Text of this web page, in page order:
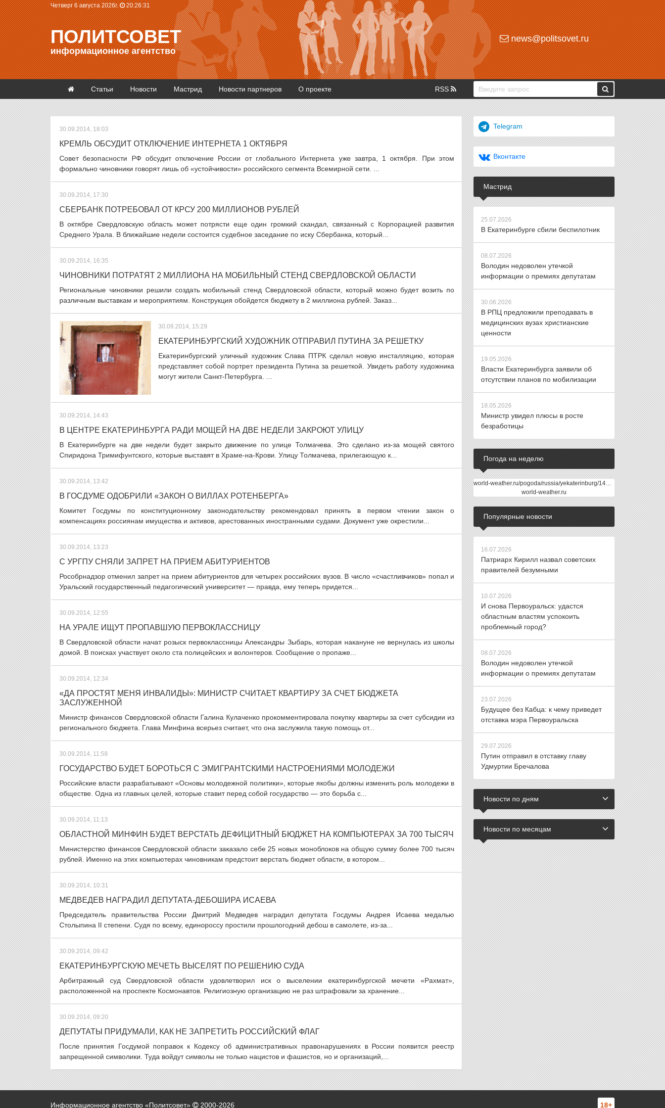
Четверг 6 августа 2026г. 20:26:31
ПОЛИТСОВЕТ
информационное агентство
news@politsovet.ru
Статьи Новости Мастрид Новости партнеров О проекте RSS
30.09.2014, 18:03
КРЕМЛЬ ОБСУДИТ ОТКЛЮЧЕНИЕ ИНТЕРНЕТА 1 ОКТЯБРЯ
Совет безопасности РФ обсудит отключение России от глобального Интернета уже завтра, 1 октября. При этом
формально чиновники говорят лишь об «устойчивости» российского сегмента Всемирной сети. ...
30.09.2014, 17:30
СБЕРБАНК ПОТРЕБОВАЛ ОТ КРСУ 200 МИЛЛИОНОВ РУБЛЕЙ
В октябре Свердловскую область может потрясти еще один громкий скандал, связанный с Корпорацией развития
Среднего Урала. В ближайшие недели состоится судебное заседание по иску Сбербанка, который...
30.09.2014, 16:35
ЧИНОВНИКИ ПОТРАТЯТ 2 МИЛЛИОНА НА МОБИЛЬНЫЙ СТЕНД СВЕРДЛОВСКОЙ ОБЛАСТИ
Региональные чиновники решили создать мобильный стенд Свердловской области, который можно будет возить по
различным выставкам и мероприятиям. Конструкция обойдется бюджету в 2 миллиона рублей. Заказ...
30.09.2014, 15:29
ЕКАТЕРИНБУРГСКИЙ ХУДОЖНИК ОТПРАВИЛ ПУТИНА ЗА РЕШЕТКУ
Екатеринбургский уличный художник Слава ПТРК сделал новую инсталляцию, которая
представляет собой портрет президента Путина за решеткой. Увидеть работу художника
могут жители Санкт-Петербурга. ...
30.09.2014, 14:43
В ЦЕНТРЕ ЕКАТЕРИНБУРГА РАДИ МОЩЕЙ НА ДВЕ НЕДЕЛИ ЗАКРОЮТ УЛИЦУ
В Екатеринбурге на две недели будет закрыто движение по улице Толмачева. Это сделано из-за мощей святого
Спиридона Тримифунтского, которые выставят в Храме-на-Крови. Улицу Толмачева, прилегающую к...
30.09.2014, 13:42
В ГОСДУМЕ ОДОБРИЛИ «ЗАКОН О ВИЛЛАХ РОТЕНБЕРГА»
Комитет Госдумы по конституционному законодательству рекомендовал принять в первом чтении закон о
компенсациях россиянам имущества и активов, арестованных иностранными судами. Документ уже окрестили...
30.09.2014, 13:23
С УРГПУ СНЯЛИ ЗАПРЕТ НА ПРИЕМ АБИТУРИЕНТОВ
Рособрнадзор отменил запрет на прием абитуриентов для четырех российских вузов. В число «счастливчиков» попал и
Уральский государственный педагогический университет — правда, ему теперь придется...
30.09.2014, 12:55
НА УРАЛЕ ИЩУТ ПРОПАВШУЮ ПЕРВОКЛАССНИЦУ
В Свердловской области начат розыск первоклассницы Александры Зыбарь, которая накануне не вернулась из школы
домой. В поисках участвует около ста полицейских и волонтеров. Сообщение о пропаже...
30.09.2014, 12:34
«ДА ПРОСТЯТ МЕНЯ ИНВАЛИДЫ»: МИНИСТР СЧИТАЕТ КВАРТИРУ ЗА СЧЕТ БЮДЖЕТА
ЗАСЛУЖЕННОЙ
Министр финансов Свердловской области Галина Кулаченко прокомментировала покупку квартиры за счет субсидии из
регионального бюджета. Глава Минфина всерьез считает, что она заслужила такую помощь от...
30.09.2014, 11:58
ГОСУДАРСТВО БУДЕТ БОРОТЬСЯ С ЭМИГРАНТСКИМИ НАСТРОЕНИЯМИ МОЛОДЕЖИ
Российские власти разрабатывают «Основы молодежной политики», которые якобы должны изменить роль молодежи в
обществе. Одна из главных целей, которые ставит перед собой государство — это борьба с...
30.09.2014, 11:13
ОБЛАСТНОЙ МИНФИН БУДЕТ ВЕРСТАТЬ ДЕФИЦИТНЫЙ БЮДЖЕТ НА КОМПЬЮТЕРАХ ЗА 700 ТЫСЯЧ
Министерство финансов Свердловской области заказало себе 25 новых моноблоков на общую сумму более 700 тысяч
рублей. Именно на этих компьютерах чиновникам предстоит верстать бюджет области, в котором...
30.09.2014, 10:31
МЕДВЕДЕВ НАГРАДИЛ ДЕПУТАТА-ДЕБОШИРА ИСАЕВА
Председатель правительства России Дмитрий Медведев наградил депутата Госдумы Андрея Исаева медалью
Столыпина II степени. Судя по всему, единороссу простили прошлогодний дебош в самолете, из-за...
30.09.2014, 09:42
ЕКАТЕРИНБУРГСКУЮ МЕЧЕТЬ ВЫСЕЛЯТ ПО РЕШЕНИЮ СУДА
Арбитражный суд Свердловской области удовлетворил иск о выселении екатеринбургской мечети «Рахмат»,
расположенной на проспекте Космонавтов. Религиозную организацию не раз штрафовали за хранение...
30.09.2014, 09:20
ДЕПУТАТЫ ПРИДУМАЛИ, КАК НЕ ЗАПРЕТИТЬ РОССИЙСКИЙ ФЛАГ
После принятия Госдумой поправок к Кодексу об административных правонарушениях в России появится реестр
запрещенной символики. Туда войдут символы не только нацистов и фашистов, но и организаций,...
Telegram
Вконтакте
Мастрид
25.07.2026
В Екатеринбурге сбили беспилотник
08.07.2026
Володин недоволен утечкой
информации о премиях депутатам
30.06.2026
В РПЦ предложили преподавать в
медицинских вузах христианские
ценности
19.05.2026
Власти Екатеринбурга заявили об
отсутствии планов по мобилизации
18.05.2026
Министр увидел плюсы в росте
безработицы
Погода на неделю
world-weather.ru/pogoda/russia/yekaterinburg/14days/
world-weather.ru
Популярные новости
16.07.2026
Патриарх Кирилл назвал советских
правителей безумными
10.07.2026
И снова Первоуральск: удастся
областным властям успокоить
проблемный город?
08.07.2026
Володин недоволен утечкой
информации о премиях депутатам
23.07.2026
Будущее без Кабца: к чему приведет
отставка мэра Первоуральска
29.07.2026
Путин отправил в отставку главу
Удмуртии Бречалова
Новости по дням
Новости по месяцам
Информационное агентство «Политсовет» 2000-2026 18+